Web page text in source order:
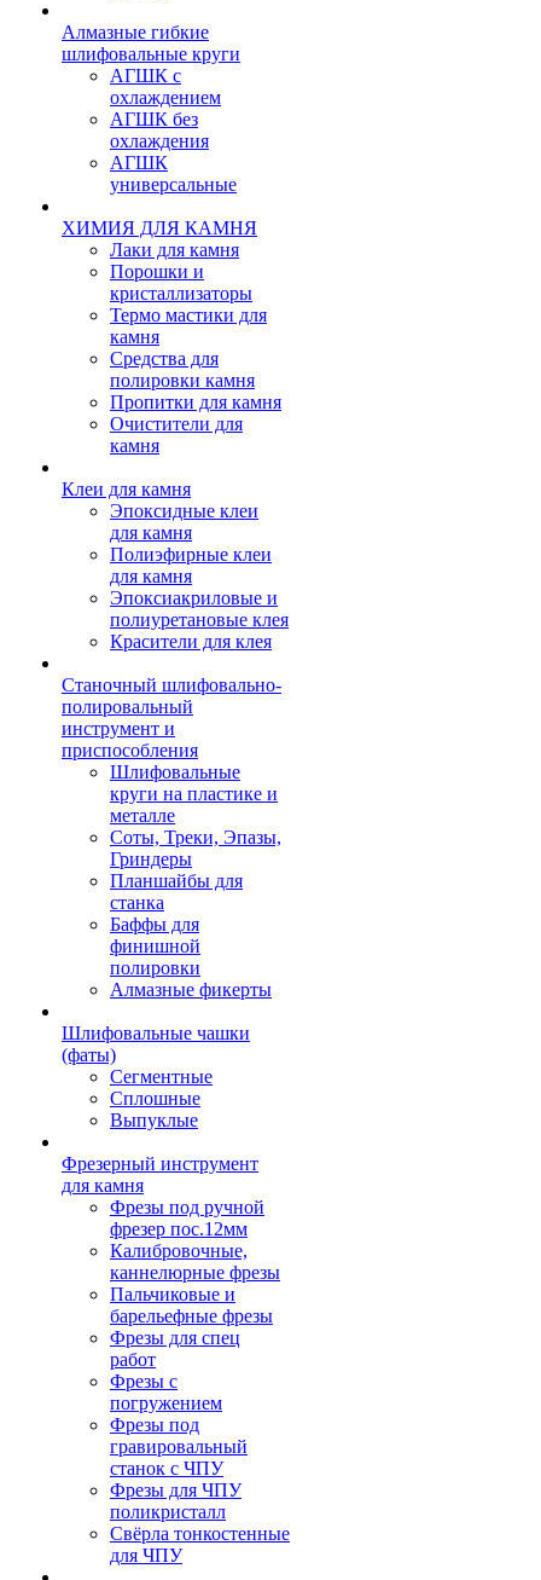
Алмазные гибкие
шлифовальные круги
АГШК с
охлаждением
АГШК без
охлаждения
АГШК
универсальные
ХИМИЯ ДЛЯ КАМНЯ
Лаки для камня
Порошки и
кристаллизаторы
Термо мастики для
камня
Средства для
полировки камня
Пропитки для камня
Очистители для
камня
Клеи для камня
Эпоксидные клеи
для камня
Полиэфирные клеи
для камня
Эпоксиакриловые и
полиуретановые клея
Красители для клея
Станочный шлифовально-
полировальный
инструмент и
приспособления
Шлифовальные
круги на пластике и
металле
Соты, Треки, Эпазы,
Гриндеры
Планшайбы для
станка
Баффы для
финишной
полировки
Алмазные фикерты
Шлифовальные чашки
(фаты)
Сегментные
Сплошные
Выпуклые
Фрезерный инструмент
для камня
Фрезы под ручной
фрезер пос.12мм
Калибровочные,
каннелюрные фрезы
Пальчиковые и
барельефные фрезы
Фрезы для спец
работ
Фрезы с
погружением
Фрезы под
гравировальный
станок с ЧПУ
Фрезы для ЧПУ
поликристалл
Свёрла тонкостенные
для ЧПУ